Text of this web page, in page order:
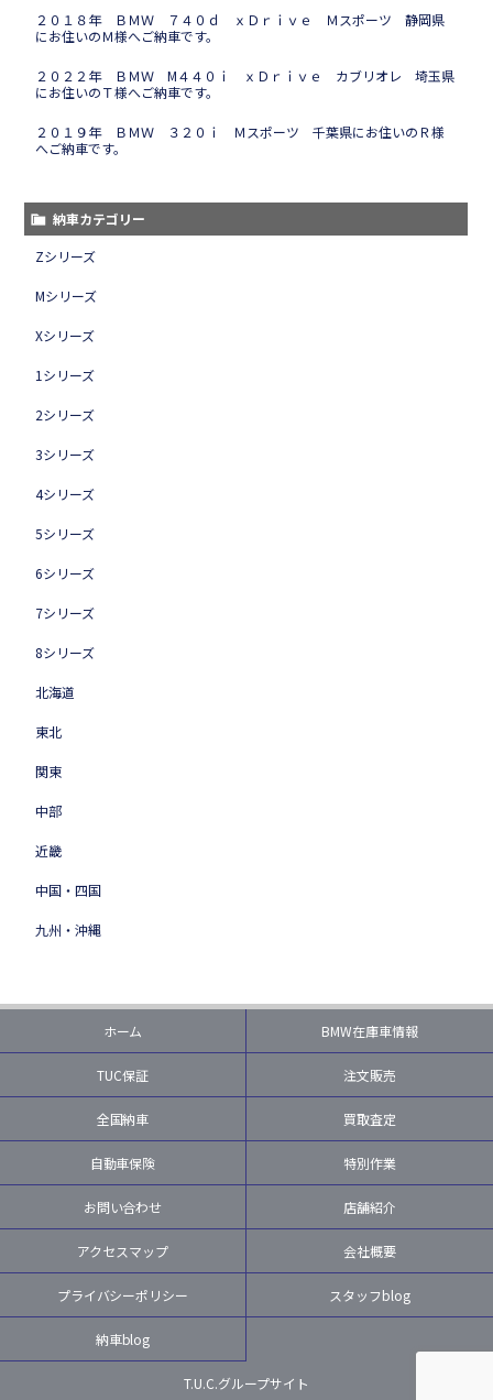
２０１８年 ＢＭＷ ７４０ｄ ｘＤｒｉｖｅ Ｍスポーツ 静岡県
にお住いのＭ様へご納車です。
２０２２年 ＢＭＷ M４４０ｉ ｘＤｒｉｖｅ カブリオレ 埼玉県
にお住いのＴ様へご納車です。
２０１９年 ＢＭＷ ３２０ｉ Ｍスポーツ 千葉県にお住いのＲ様
へご納車です。
納車カテゴリー
Zシリーズ
Mシリーズ
Xシリーズ
1シリーズ
2シリーズ
3シリーズ
4シリーズ
5シリーズ
6シリーズ
7シリーズ
8シリーズ
北海道
東北
関東
中部
近畿
中国・四国
九州・沖縄
ホーム BMW在庫車情報
TUC保証 注文販売
全国納車 買取査定
自動車保険 特別作業
お問い合わせ 店舗紹介
アクセスマップ 会社概要
プライバシーポリシー スタッフblog
納車blog
T.U.C.グループサイト